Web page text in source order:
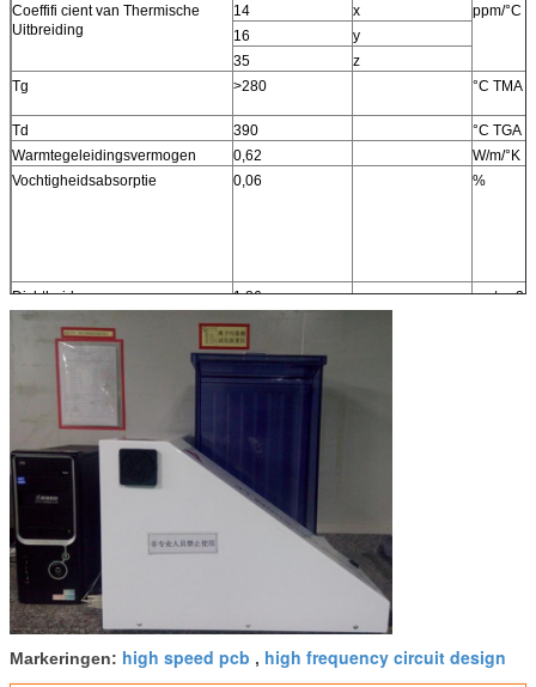
Coeffifi cient van Thermische
Uitbreiding
14 x
ppm/°C
16
y
35
z
Tg
>280 °C TMA
Td 390
°C TGA
Warmtegeleidingsvermogen
0,62
W/m/°K
Vochtigheidsabsorptie
0,06 %
Dichtheid 1.86
gm/cm3
De Sterkte van de koperschil
0,88 (5,0)
Brandbaarheid
V-0
Loodvrij Procescompatibel
Markeringen: high speed pcb , high frequency circuit design